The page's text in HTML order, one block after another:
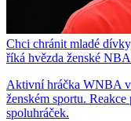
Chci chránit mladé
říká hvězda ženské
Aktivní hráčka WNBA
ženském sportu.
spoluhráček.